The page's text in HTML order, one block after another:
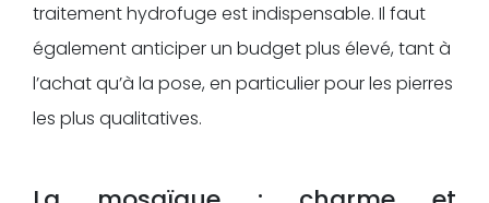
traitement hydrofuge est indispensable. Il faut
également anticiper un budget plus élevé, tant à
l’achat qu’à la pose, en particulier pour les pierres
les plus qualitatives.